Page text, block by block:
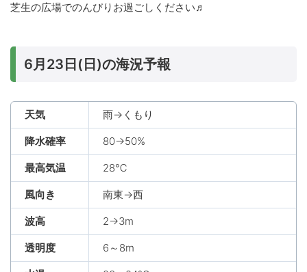
芝生の広場でのんびりお過ごしください♬
6月23日(日)の海況予報
天気 雨→くもり
降水確率 80→50%
最高気温 28℃
風向き 南東→西
波高 2→3m
透明度 6～8m